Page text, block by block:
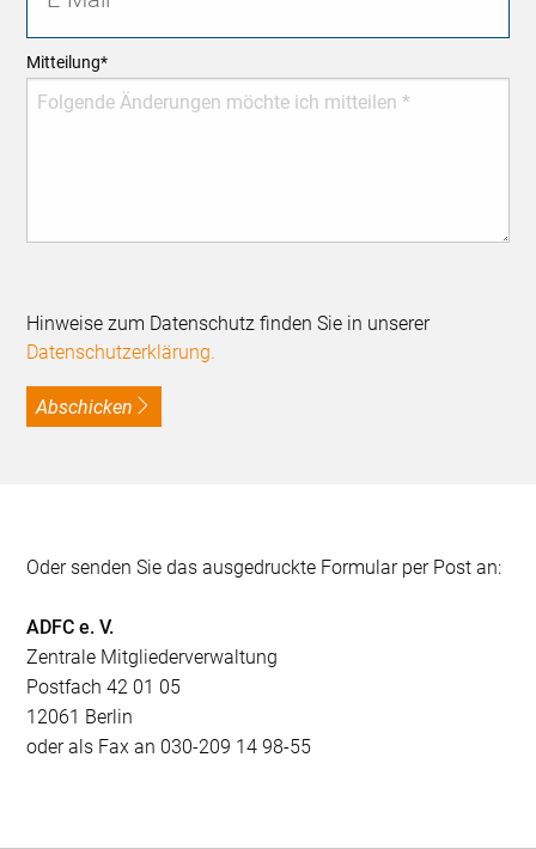
Mitteilung*
Hinweise zum Datenschutz finden Sie in unserer
Datenschutzerklärung.
Abschicken
Oder senden Sie das ausgedruckte Formular per Post an:
ADFC e. V.
Zentrale Mitgliederverwaltung
Postfach 42 01 05
12061 Berlin
oder als Fax an 030-209 14 98-55